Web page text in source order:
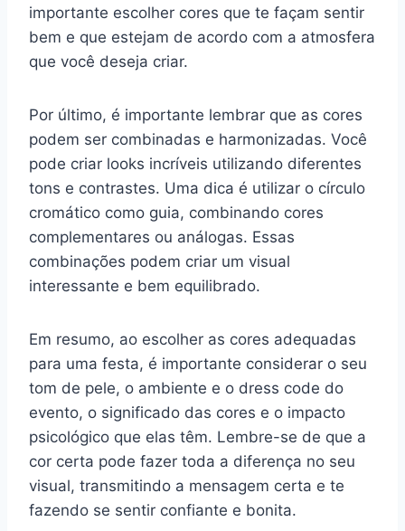
importante escolher cores que te façam sentir
bem e que estejam de acordo com a atmosfera
que você deseja criar.
Por último, é importante lembrar que as cores
podem ser combinadas e harmonizadas. Você
pode criar looks incríveis utilizando diferentes
tons e contrastes. Uma dica é utilizar o círculo
cromático como guia, combinando cores
complementares ou análogas. Essas
combinações podem criar um visual
interessante e bem equilibrado.
Em resumo, ao escolher as cores adequadas
para uma festa, é importante considerar o seu
tom de pele, o ambiente e o dress code do
evento, o significado das cores e o impacto
psicológico que elas têm. Lembre-se de que a
cor certa pode fazer toda a diferença no seu
visual, transmitindo a mensagem certa e te
fazendo se sentir confiante e bonita.